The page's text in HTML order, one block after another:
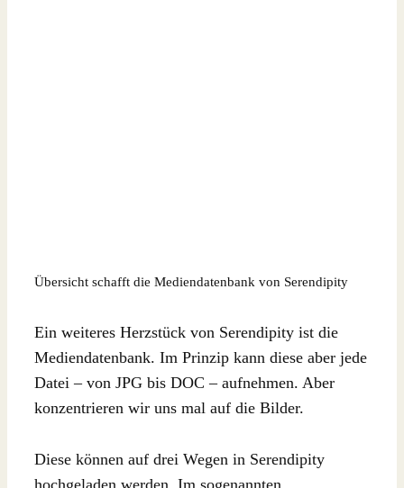
Übersicht schafft die Mediendatenbank von Serendipity
Ein weiteres Herzstück von Serendipity ist die
Mediendatenbank. Im Prinzip kann diese aber jede
Datei – von JPG bis DOC – aufnehmen. Aber
konzentrieren wir uns mal auf die Bilder.
Diese können auf drei Wegen in Serendipity
hochgeladen werden. Im sogenannten